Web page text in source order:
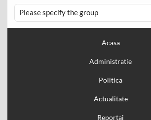
Please specify the group
Acasa
Administratie
Politica
Actualitate
Reportaj